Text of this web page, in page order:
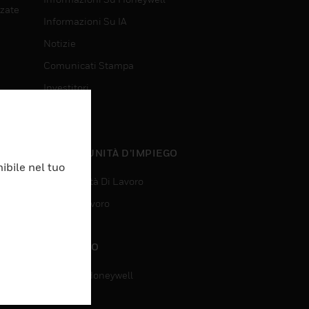
Informazioni Su IA
Notizie
Comunicati Stampa
Investitori
OPPORTUNITÀ D’IMPIEGO
Opportunità Di Lavoro
Ricerca Lavoro
CONTATTO
Contatta Honeywell
nel tuo